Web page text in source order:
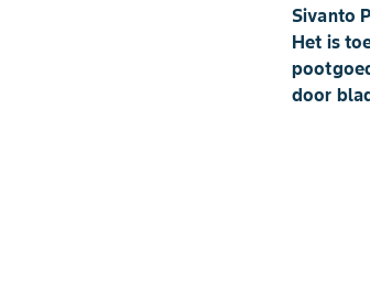
Sivanto
Het is
door